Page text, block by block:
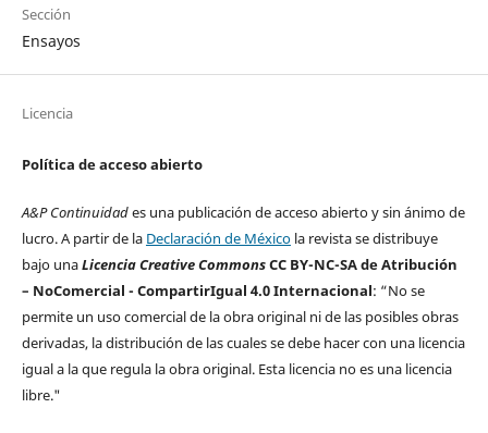
Sección
Ensayos
Licencia
Política de acceso abierto
A&P Continuidades una publicación de acceso abierto y sin ánimo de
lucro. A partir de la Declaración de Méxicola revista se distribuye
bajo unaLicencia Creative CommonsCC BY-NC-SA de Atribución
– NoComercial - CompartirIgual 4.0 Internacional: “No se
permite un uso comercial de la obra original ni de las posibles obras
derivadas, la distribución de las cuales se debe hacer con una licencia
igual a la que regula la obra original. Esta licencia no es una licencia
libre."